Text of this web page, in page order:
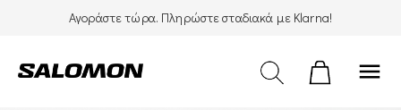
Αγοράστε τώρα. Πληρώστε σταδιακά με Klarna!
menu